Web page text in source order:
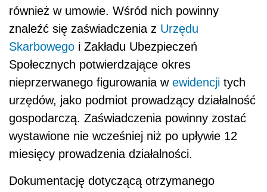
również w umowie. Wśród nich powinny
znaleźć się zaświadczenia z Urzędu
Skarbowego i Zakładu Ubezpieczeń
Społecznych potwierdzające okres
nieprzerwanego figurowania w ewidencji tych
urzędów, jako podmiot prowadzący działalność
gospodarczą. Zaświadczenia powinny zostać
wystawione nie wcześniej niż po upływie 12
miesięcy prowadzenia działalności.
Dokumentację dotyczącą otrzymanego